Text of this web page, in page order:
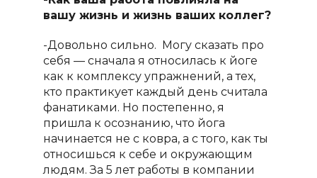
вашу жизнь и жизнь ваших коллег?
-Довольно сильно. Могу сказать про
себя — сначала я относилась к йоге
как к комплексу упражнений, а тех,
кто практикует каждый день считала
фанатиками. Но постепенно, я
пришла к осознанию, что йога
начинается не с ковра, а с того, как ты
относишься к себе и окружающим
людям. За 5 лет работы в компании